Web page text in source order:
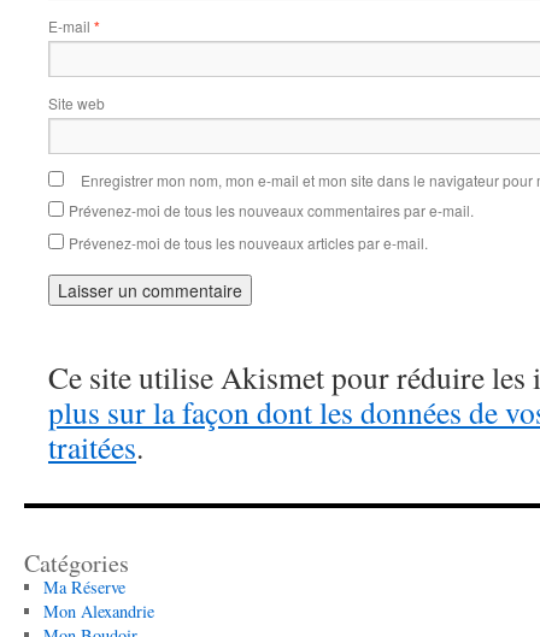
E-mail *
Site web
Enregistrer mon nom, mon e-mail et mon site dans le navigateur
Prévenez-moi de tous les nouveaux commentaires par e-mail.
Prévenez-moi de tous les nouveaux articles par e-mail.
Ce site utilise Akismet pour réduire les
plus sur la façon dont les données de
traitées.
Catégories
Ma Réserve
Mon Alexandrie